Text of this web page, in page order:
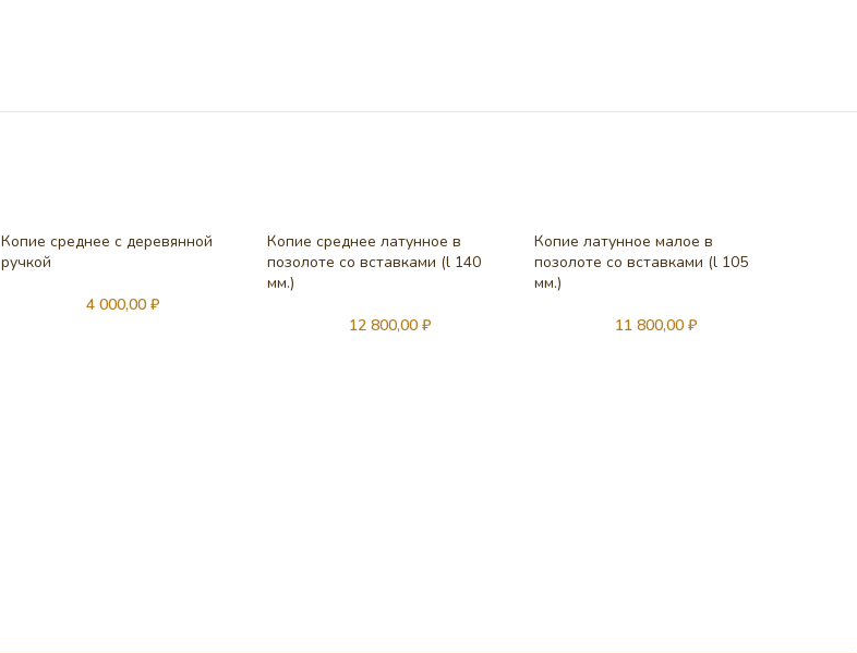
Копие среднее с деревянной
ручкой
4 000,00₽
Копие среднее латунное в
позолоте со вставками (l 140
мм.)
12 800,00 ₽
Копие латунное малое в
позолоте со вставками (l 105
мм.)
11 800,00₽